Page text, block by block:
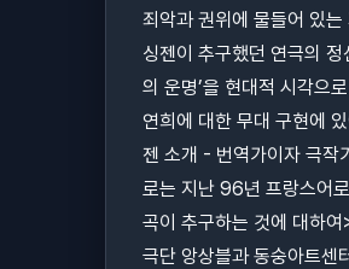
죄악과 권위에 물들어 있
싱젠이 추구했던 연극의
의 운명’을 현대적 시각으
연희에 대한 무대 구현에
젠 소개 - 번역가이자 극작
로는 지난 96년 프랑스어
곡이 추구하는 것에 대하
극단 앙상블과 동숭아트센